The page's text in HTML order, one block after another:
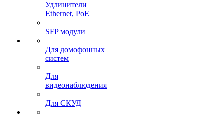
Удлинители
Ethernet, PoE
SFP модули
Для домофонных
систем
Для
видеонаблюдения
Для СКУД